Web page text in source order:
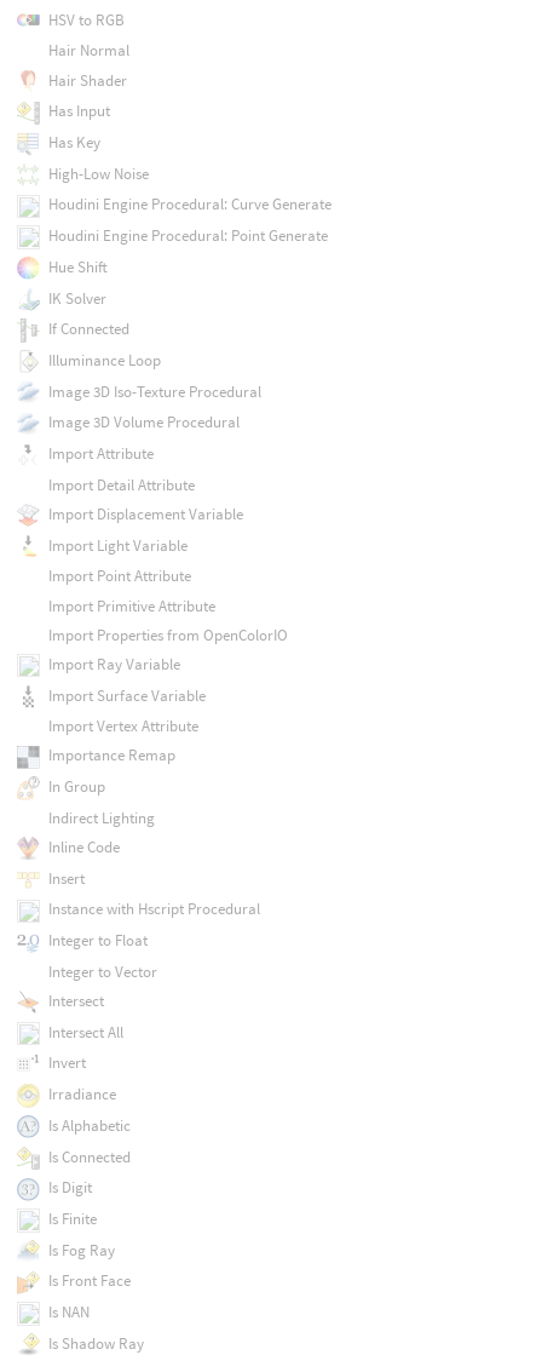
HSV to RGB
Hair Normal
Hair Shader
Has Input
Has Key
High-Low Noise
Houdini Engine Procedural: Curve Generate
Houdini Engine Procedural: Point Generate
Hue Shift
IK Solver
If Connected
Illuminance Loop
Image 3D Iso-Texture Procedural
Image 3D Volume Procedural
Import Attribute
Import Detail Attribute
Import Displacement Variable
Import Light Variable
Import Point Attribute
Import Primitive Attribute
Import Properties from OpenColorIO
Import Ray Variable
Import Surface Variable
Import Vertex Attribute
Importance Remap
In Group
Indirect Lighting
Inline Code
Insert
Instance with Hscript Procedural
Integer to Float
Integer to Vector
Intersect
Intersect All
Invert
Irradiance
Is Alphabetic
Is Connected
Is Digit
Is Finite
Is Fog Ray
Is Front Face
Is NAN
Is Shadow Ray